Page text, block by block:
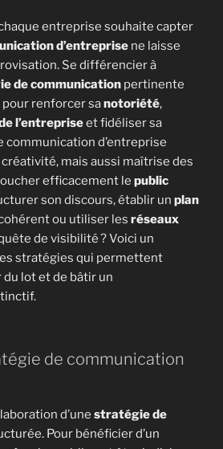
entreprise souhaite capter
d’entreprise ne laisse
Se différencier à
de communication pertinente
renforcer sanotoriété,
l’entrepriseet fidéliser sa
communication d’entreprise
mais aussi maîtrise des
efficacement le public
son discours, établir un plan
ou utiliser les réseaux
de visibilité ? Voici un
stratégies qui permettent
lot et de bâtir un
de communication
d’une stratégie de
Pour bénéficier d’un